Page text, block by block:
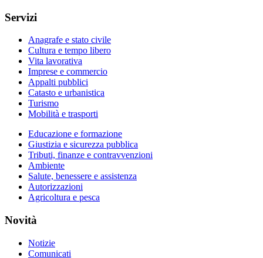
Servizi
Anagrafe e stato civile
Cultura e tempo libero
Vita lavorativa
Imprese e commercio
Appalti pubblici
Catasto e urbanistica
Turismo
Mobilità e trasporti
Educazione e formazione
Giustizia e sicurezza pubblica
Tributi, finanze e contravvenzioni
Ambiente
Salute, benessere e assistenza
Autorizzazioni
Agricoltura e pesca
Novità
Notizie
Comunicati